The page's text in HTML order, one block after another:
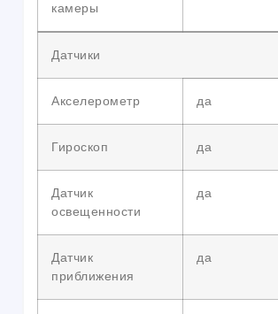
камеры
Датчики
Акселерометр да
Гироскоп да
Датчик
освещенности
да
Датчик
приближения
да